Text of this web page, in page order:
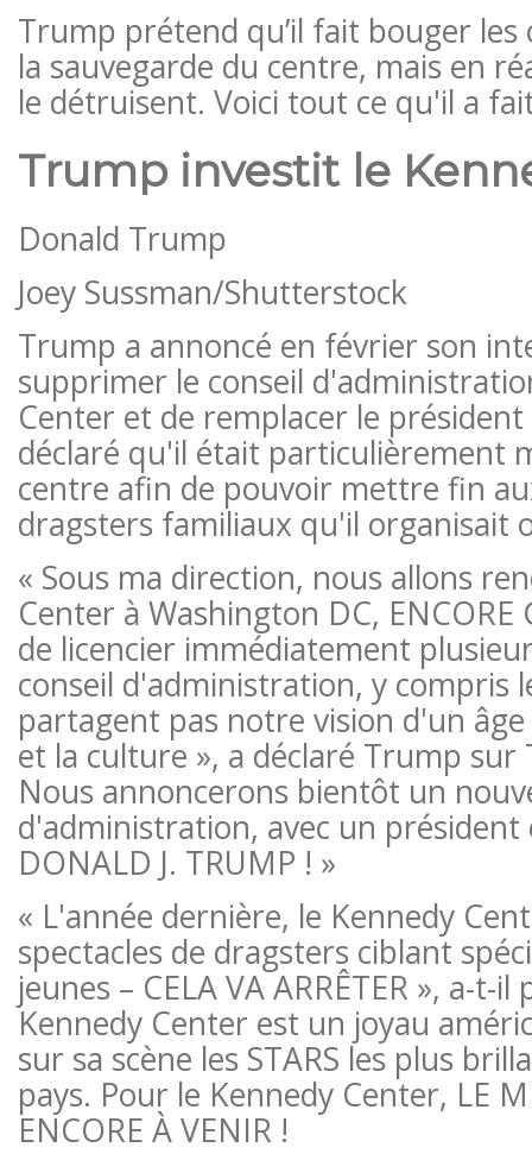
Trump prétend qu’il fait bouger les
la sauvegarde du centre, mais en
le détruisent. Voici tout ce qu'il a
Trump investit le
Donald Trump
Joey Sussman/Shutterstock
Trump a annoncé en février son
supprimer le conseil
Center et de remplacer le
déclaré qu'il était particulièrement
centre afin de pouvoir mettre fin
dragsters familiaux qu'il organisait
« Sous ma direction, nous allons
Center à Washington DC, ENCORE
de licencier immédiatement
conseil d'administration, y compris
partagent pas notre vision d'un
et la culture », a déclaré Trump sur
Nous annoncerons bientôt un
d'administration, avec un
DONALD J. TRUMP ! »
« L'année dernière, le Kennedy
spectacles de dragsters ciblant
jeunes – CELA VA ARRÊTER », a-t-
Kennedy Center est un joyau
sur sa scène les STARS les plus
pays. Pour le Kennedy Center, LE
ENCORE À VENIR !